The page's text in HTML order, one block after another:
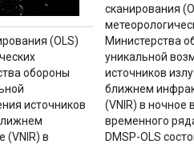
(OLS)
обороны
источников
(VNIR) в
сканирования
Министерства
уникальной
источников
ближнем
(VNIR) в ночное
временного
DMSP-OLS